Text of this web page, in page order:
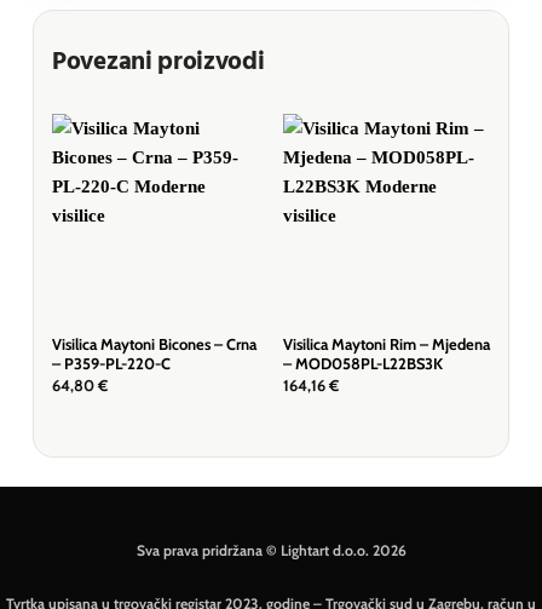
Povezani proizvodi
Visilica Maytoni Bicones – Crna
– P359-PL-220-C
64,80 €
Visilica Maytoni Rim – Mjedena
– MOD058PL-L22BS3K
164,16 €
Sva prava pridržana © Lightart d.o.o. 2026
Tvrtka upisana u trgovački registar 2023. godine – Trgovački sud u Zagrebu, račun u